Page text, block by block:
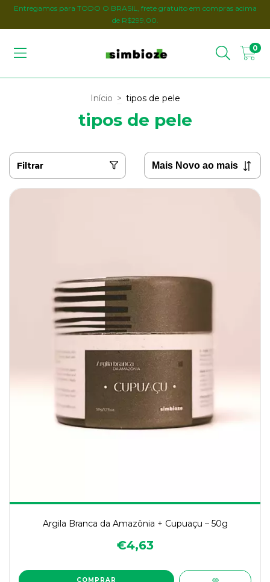
Entregamos para TODO O BRASIL, frete gratuito em compras acima
de R$299,00.
0
Início > tipos de pele
tipos de pele
Filtrar
Argila Branca da Amazônia + Cupuaçu – 50g
€4,63